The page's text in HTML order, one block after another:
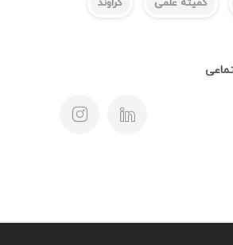
کمیته علمی گراوند